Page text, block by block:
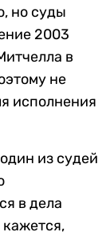
но суды
2003
в
не
исполнения
из судей
в дела